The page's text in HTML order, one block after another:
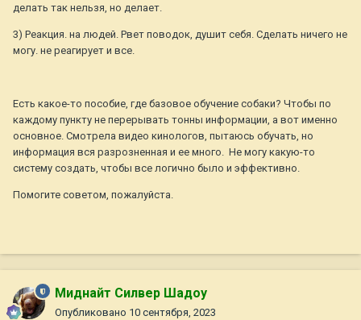
делать так нельзя, но делает.
3) Реакция. на людей. Рвет поводок, душит себя. Сделать ничего не
могу. не реагирует и все.
Есть какое-то пособие, где базовое обучение собаки? Чтобы по
каждому пункту не перерывать тонны информации, а вот именно
основное. Смотрела видео кинологов, пытаюсь обучать, но
информация вся разрозненная и ее много. Не могу какую-то
систему создать, чтобы все логично было и эффективно.
Помогите советом, пожалуйста.
Миднайт Силвер Шадоу
Опубликовано 10 сентября, 2023